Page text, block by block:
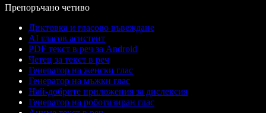
Препоръчано четиво
Диктовка и гласово въвеждане
AI гласов асистент
PDF текст в реч за Android
Четец за текст в реч
Генератор на женски глас
Генератор на мъжки глас
Най-добрите приложения за дислексия
Генератор на роботизиран глас